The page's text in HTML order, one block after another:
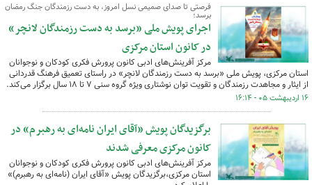
فرصتی تا صدای صمیمی نسل امروز، به دست رزمندگان جنگ رمضان
برسد؛
اجرای پویش ملی «برسد به دست رزمندگان لانچر»
در کانون استان مرکزی
مرکز آفرینش‌های ادبی کانون پرورش فکری کودکان و نوجوانان
استان مرکزی، پویش ملی «برسد به دست رزمندگان لانچر» در راستای تعمیق فرهنگ قدردانی
از ایثار و مجاهدت رزمندگان و تقویت توان نوشتاری ویژه گروه سنی ۷ تا ۱۸ سال برگزار می‌کند.
۱۶ اردیبهشت ۰۵ - ۱۶:۱۴
برگزیدگان پویش «آقای ایران نامه‌ای به رهبرم» در
کانون مرکزی معرفی شدند
مرکز آفرینش‌های ادبی کانون پرورش فکری کودکان و نوجوانان
استان مرکزی،برگزیدگان پویش «آقای ایران (نامه‌ای به رهبرم)»